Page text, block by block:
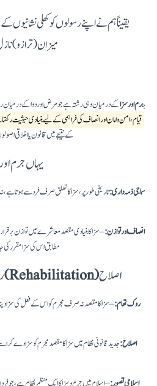
یقیناً ہم نے اپنے رسولوں کو کھلی نشانیوں
میزان (ترازو)
جرم اور سزاکے درمیان وہی رشتہ ہے جو مرض اور دوا کے درمیان
قیام، امن و امان اور انصاف کی فراہمی کے لیے بنیادی حیثیت
کے نتیجے میں قانون یا اخلاقی
یہاں جرم
سماجی ذمہ داری:تاریخی طور پر، سزا کا تعلق صرف فرد سے ہوتا ہے،
انصاف اور توازن:– سزا کا بنیادی مقصد معاشرے میں توازن
مطابق اس کی سزا مقرر کی
(Rehabilitation)اصلاح
روک تھام :– سزا کا مقصد نہ صرف مجرم کو اس کے فعل کی سزا
اصلاح :جدید قانونی نظام میں سزا کا مقصد مجرم کو سزا دے کر